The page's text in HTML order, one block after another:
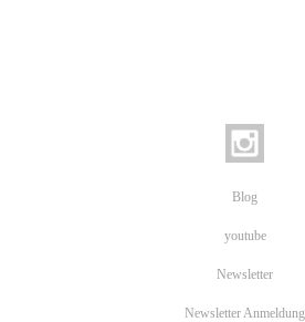
Blog
youtube
Newsletter
Newsletter Anmeldung